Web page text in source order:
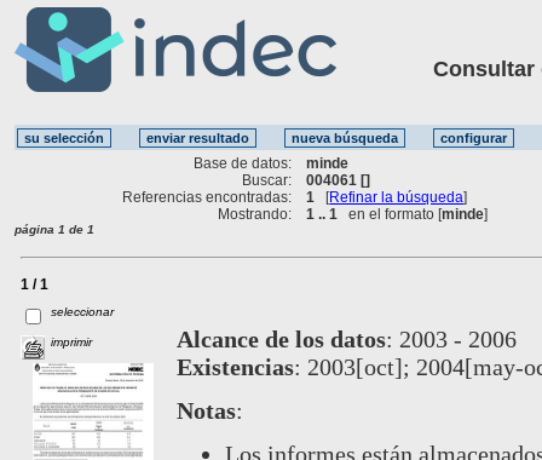
Consultar
Base de datos:
minde
Buscar:
004061 []
Referencias encontradas:
1 [Refinar la búsqueda]
Mostrando:
1 .. 1 en el formato [minde]
página 1 de 1
1 / 1
seleccionar
imprimir Alcance de los datos: 2003 - 2006
Existencias: 2003[oct]; 2004[may-
Notas:
Los informes están